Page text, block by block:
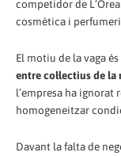
competidor de
cosmètica i
El motiu de la vaga és
entre col·lectius de
l’empresa ha ignorat
homogeneitzar
Davant la falta de